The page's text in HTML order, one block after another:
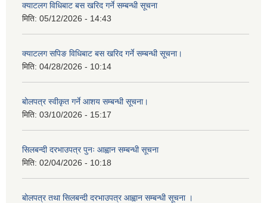
क्याटलग विधिबाट बस खरिद गर्ने सम्बन्धी सूचना
मिति: 05/12/2026 - 14:43
क्याटलग सपिङ विधिबाट बस खरिद गर्ने सम्बन्धी सूचना।
मिति: 04/28/2026 - 10:14
बोलपत्र स्वीकृत गर्ने आशय सम्बन्धी सूचना।
मिति: 03/10/2026 - 15:17
सिलबन्दी दरभाउपत्र पुनः आह्वान सम्बन्धी सूचना
मिति: 02/04/2026 - 10:18
बोलपत्र तथा सिलबन्दी दरभाउपत्र आह्वान सम्बन्धी सूचना ।